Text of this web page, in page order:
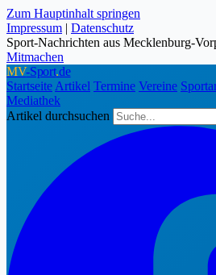
Zum Hauptinhalt springen
Impressum | Datenschutz
Sport-Nachrichten aus Mecklenburg-
Mitmachen
MV-Sport.de
Startseite Artikel Termine Vereine
Mediathek
Artikel durchsuchen